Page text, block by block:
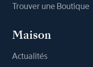
Trouver une Boutique
Maison
Actualités